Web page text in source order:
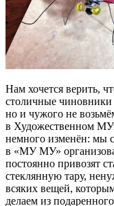
Нам хочется верить,
столичные чиновники
но и чужого не
в Художественном
немного изменён: мы
в «МУ МУ»
постоянно привозят
стеклянную тару,
всяких вещей,
делаем из